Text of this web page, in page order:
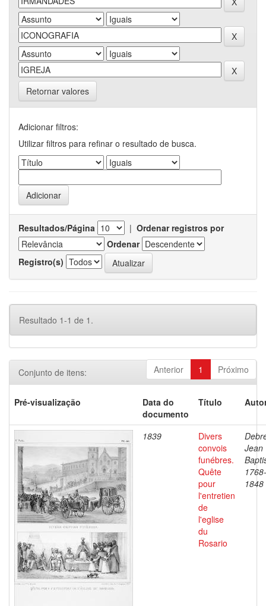
Retornar valores
Adicionar filtros:
Utilizar filtros para refinar o resultado de busca.
Resultados/Página | Ordenar registros por
Ordenar
Registro(s)
Resultado 1-1 de 1.
Anterior 1 Próximo
Conjunto de itens:
Pré-visualização
Data do
documento
Título
1839
Divers
convois
funébres.
Quête
pour
l'entretien
de
l'eglise
du
Rosario
Jean
1768-
1848